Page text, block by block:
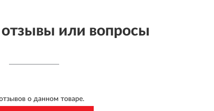
или вопросы
о данном товаре.